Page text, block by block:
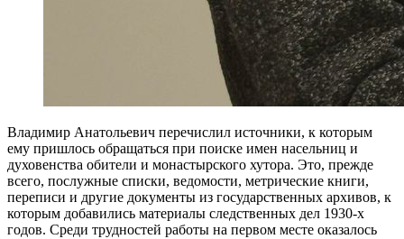
Владимир Анатольевич перечислил источники, к которым
ему пришлось обращаться при поиске имен насельниц и
духовенства обители и монастырского хутора. Это, прежде
всего, послужные списки, ведомости, метрические книги,
переписи и другие документы из государственных архивов, к
которым добавились материалы следственных дел 1930-х
годов. Среди трудностей работы на первом месте оказалось